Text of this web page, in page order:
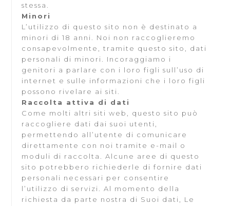
stessa.
Minori
L’utilizzo di questo sito non è destinato a
minori di 18 anni. Noi non raccoglieremo
consapevolmente, tramite questo sito, dati
personali di minori. Incoraggiamo i
genitori a parlare con i loro figli sull’uso di
internet e sulle informazioni che i loro figli
possono rivelare ai siti.
Raccolta attiva di dati
Come molti altri siti web, questo sito può
raccogliere dati dai suoi utenti,
permettendo all’utente di comunicare
direttamente con noi tramite e-mail o
moduli di raccolta. Alcune aree di questo
sito potrebbero richiederle di fornire dati
personali necessari per consentire
l’utilizzo di servizi. Al momento della
richiesta da parte nostra di Suoi dati, Le